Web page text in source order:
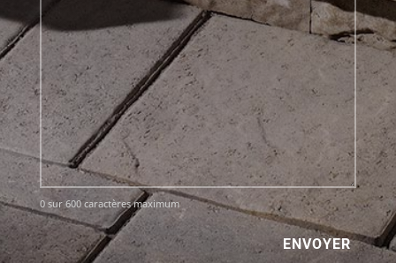
0 sur 600 caractères maximum